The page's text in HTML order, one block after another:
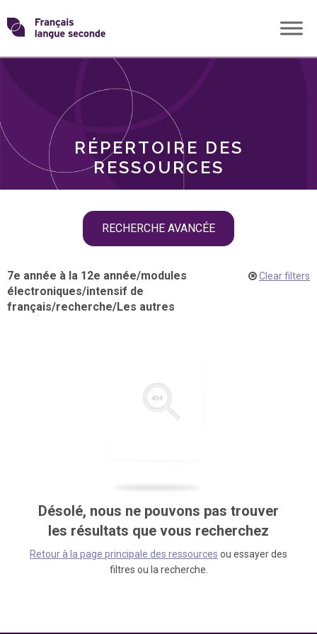
Skip
toTransformons
langue
RÉPERTOIRE DES
RESSOURCES
RECHERCHE AVANCÉE
THÈMES
7e année à la 12e année/modules
électroniques/intensif de
français/recherche/Les autres
Clear filters
Désolé, nous ne pouvons pas trouver
les résultats que vous recherchez
Retour à la page principale des ressources ou essayer des
filtres ou la recherche.